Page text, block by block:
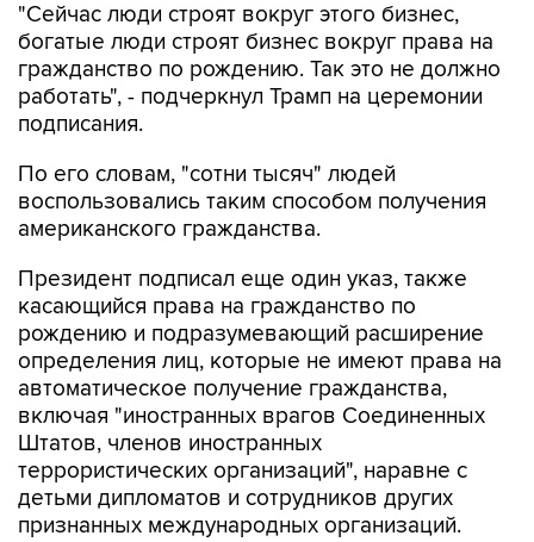
"Сейчас люди строят вокруг этого бизнес,
богатые люди строят бизнес вокруг права на
гражданство по рождению. Так это не должно
работать", - подчеркнул Трамп на церемонии
подписания.
По его словам, "сотни тысяч" людей
воспользовались таким способом получения
американского гражданства.
Президент подписал еще один указ, также
касающийся права на гражданство по
рождению и подразумевающий расширение
определения лиц, которые не имеют права на
автоматическое получение гражданства,
включая "иностранных врагов Соединенных
Штатов, членов иностранных
террористических организаций", наравне с
детьми дипломатов и сотрудников других
признанных международных организаций.